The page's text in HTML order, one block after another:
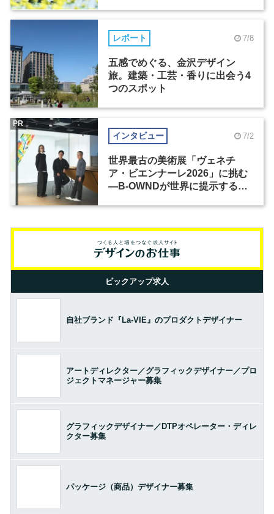
レポート 7/8
五感でめぐる、金沢デザイン
旅。建築・工芸・香りに出会う4
つのスポット
インタビュー 7/2
世界最古の美術展「ヴェネチ
ア・ビエンナーレ2026」に挑む
―B-OWNDが世界に提示する美
PR
ピックアップ求人
自社ブランド『La-VIE』のプロダクトデザイナー
アートディレクター／グラフィックデザイナー／プロ
ジェクトマネージャー募集
グラフィックデザイナー／DTPオペレーター・ディレ
クター募集
パッケージ（商品）デザイナー募集